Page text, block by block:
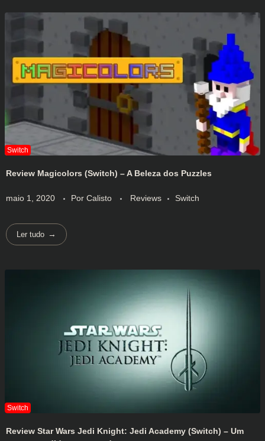
Review Magicolors (Switch) – A Beleza dos Puzzles
maio 1, 2020 Por Calisto Reviews Switch
Ler tudo
Review Star Wars Jedi Knight: Jedi Academy (Switch) – Um